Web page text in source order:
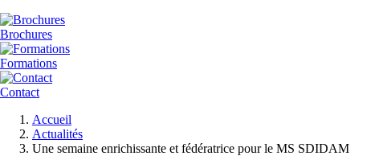
Brochures
Formations
Contact
d'Ariane
Accueil
Actualités
Une semaine enrichissante et fédératrice pour le MS SDIDAM